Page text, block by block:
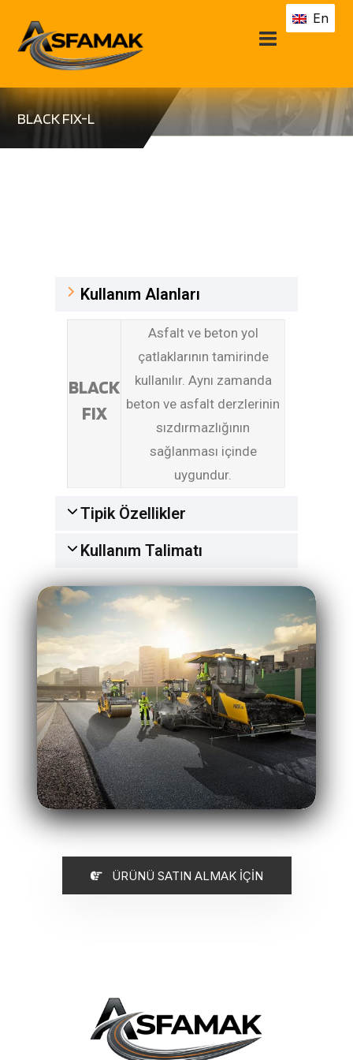
En
BLACK FIX-L
Kullanım Alanları
BLACK
FIX
Asfalt ve beton yol
çatlaklarının tamirinde
kullanılır. Aynı zamanda
beton ve asfalt derzlerinin
sızdırmazlığının
sağlanması içinde
uygundur.
Tipik Özellikler
Kullanım Talimatı
ÜRÜNÜ SATIN ALMAK İÇİN